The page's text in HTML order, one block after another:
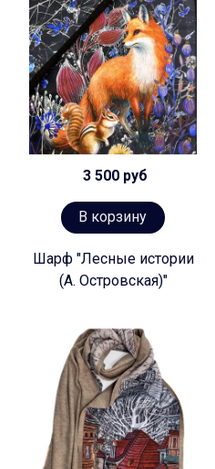
3 500 руб
В корзину
Шарф "Лесные истории
(А. Островская)"